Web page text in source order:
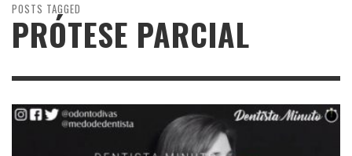
POSTS TAGGED
PRÓTESE PARCIAL